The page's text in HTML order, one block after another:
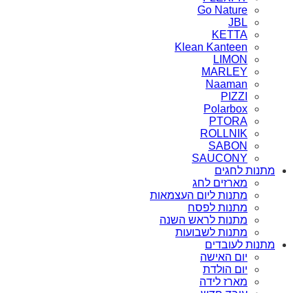
Go Nature
JBL
KETTA
Klean Kanteen
LIMON
MARLEY
Naaman
PIZZI
Polarbox
PTORA
ROLLNIK
SABON
SAUCONY
מתנות לחגים
מארזים לחג
מתנות ליום העצמאות
מתנות לפסח
מתנות לראש השנה
מתנות לשבועות
מתנות לעובדים
יום האישה
יום הולדת
מארז לידה